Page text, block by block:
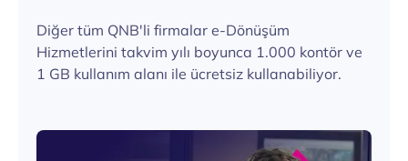
Diğer tüm QNB'li firmalar e-Dönüşüm
Hizmetlerini takvim yılı boyunca 1.000 kontör ve
1 GB kullanım alanı ile ücretsiz kullanabiliyor.